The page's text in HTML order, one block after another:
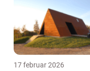
17 februar 2026